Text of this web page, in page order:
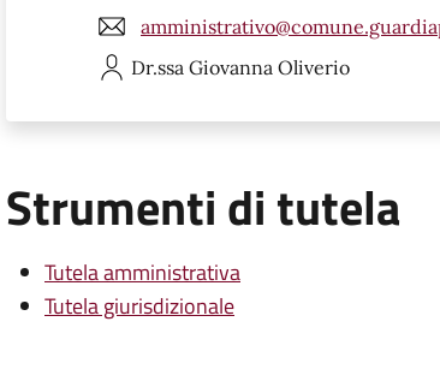
Dr.ssa Giovanna Oliverio
Strumenti di tutela
Tutela amministrativa
Tutela giurisdizionale